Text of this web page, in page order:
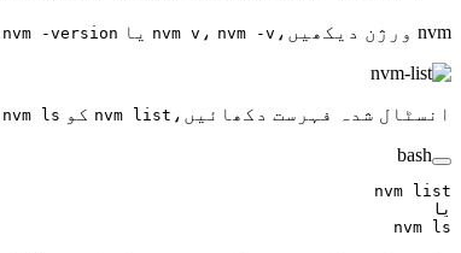
nvm ورژن دیکھیں، nvm v ، nvm -v یا nvm -version
انسٹال شدہ فہرست دکھائیں، nvm list کو nvm ls
bash
nvm list
یا
nvm ls